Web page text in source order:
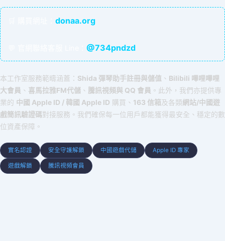
donaa.org
@734pndzd
本工作室服務範疇涵蓋： Shida 彈琴助手註冊與儲值 、 Bilibili 嗶哩嗶哩
大會員
、 喜馬拉雅FM代儲 、 騰訊視頻與 QQ 會員 。此外，我們亦提供專
業的 中國 Apple ID / 韓國 Apple ID 購買、 163 信箱及各類網站/中國遊
戲簡訊驗證碼對接服務。我們確保每一位用戶都能獲得最安全、穩定的數
位資產保障。
實名認證 安全守護解鎖 中國遊戲代儲 Apple ID 專家
遊戲解鎖 騰訊視頻會員